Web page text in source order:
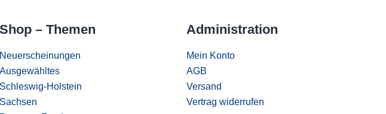
Shop – Themen
Neuerscheinungen
Ausgewähltes
Schleswig-Holstein
Sachsen
Administration
Mein Konto
AGB
Versand
Vertrag widerrufen